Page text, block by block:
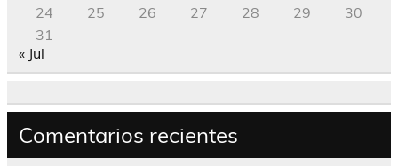
24
25 26 27 28 29
30
31
« Jul
Comentarios recientes